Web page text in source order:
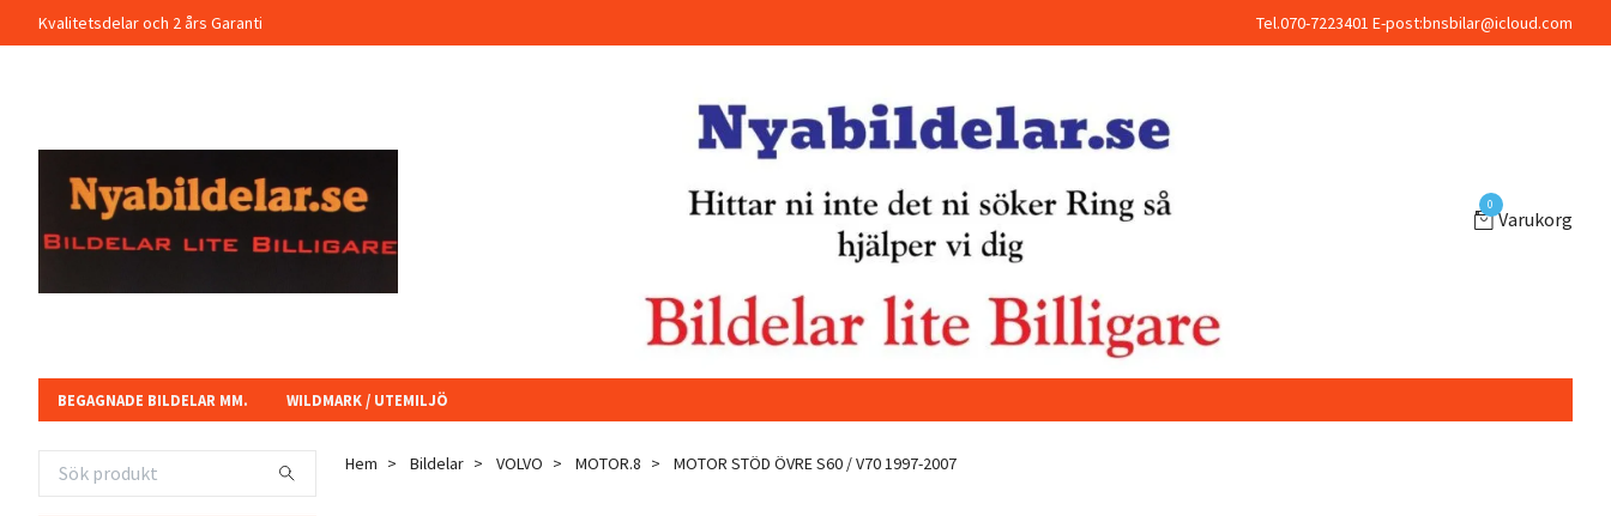
Kvalitetsdelar och 2 års Garanti Tel.070-7223401 E-post:bnsbilar@icloud.com
0
Varukorg
BEGAGNADE BILDELAR MM. WILDMARK / UTEMILJÖ
Hem Bildelar VOLVO MOTOR.8 MOTOR STÖD ÖVRE S60 / V70 1997-2007